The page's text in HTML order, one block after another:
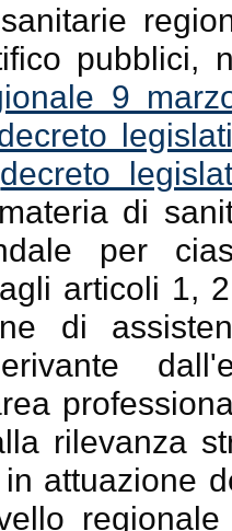
pubblici,
9
decreto
di
per
articoli 1,
di
rilevanza
attuazione